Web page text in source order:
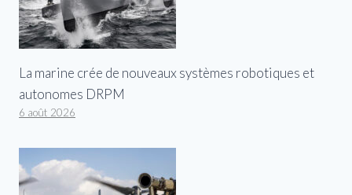
La marine crée de nouveaux systèmes robotiques et
autonomes DRPM
6 août 2026